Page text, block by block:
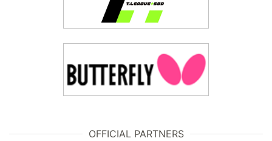
OFFICIAL PARTNERS